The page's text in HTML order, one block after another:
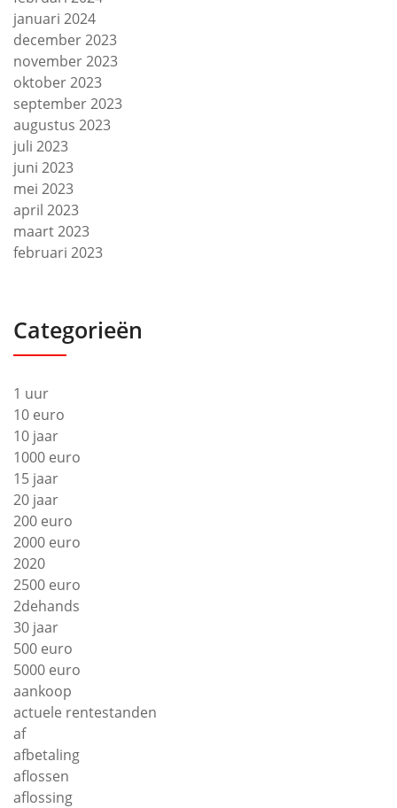
januari 2024
december 2023
november 2023
oktober 2023
september 2023
augustus 2023
juli 2023
juni 2023
mei 2023
april 2023
maart 2023
februari 2023
Categorieën
1 uur
10 euro
10 jaar
1000 euro
15 jaar
20 jaar
200 euro
2000 euro
2020
2500 euro
2dehands
30 jaar
500 euro
5000 euro
aankoop
actuele rentestanden
af
afbetaling
aflossen
aflossing